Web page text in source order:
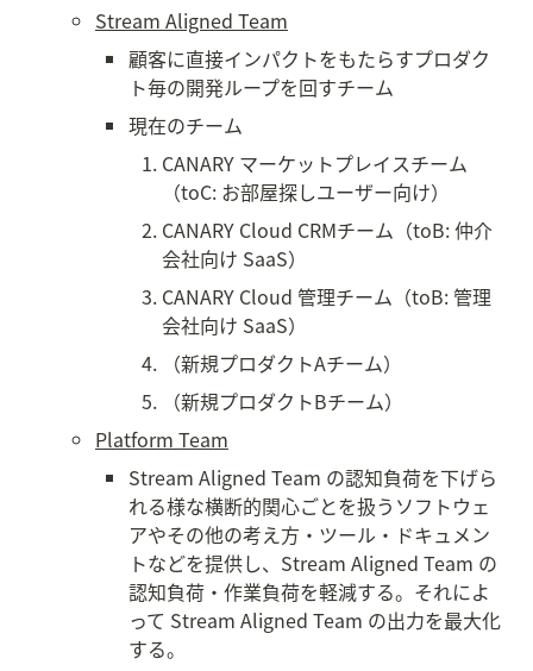
Stream Aligned Team
顧客に直接インパクトをもたらすプロダク
ト毎の開発ループを回すチーム
現在のチーム
CANARY マーケットプレイスチーム
（toC: お部屋探しユーザー向け）
CANARY Cloud CRMチーム（toB: 仲介
会社向け SaaS）
CANARY Cloud 管理チーム（toB: 管理
会社向け SaaS）
（新規プロダクトAチーム）
（新規プロダクトBチーム）
Platform Team
Stream Aligned Team の認知負荷を下げら
れる様な横断的関心ごとを扱うソフトウェ
アやその他の考え方・ツール・ドキュメン
トなどを提供し、Stream Aligned Team の
認知負荷・作業負荷を軽減する。それによ
って Stream Aligned Team の出力を最大化
する。